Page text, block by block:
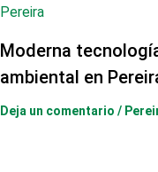
Moderna
ambiental en
Deja un comentario /